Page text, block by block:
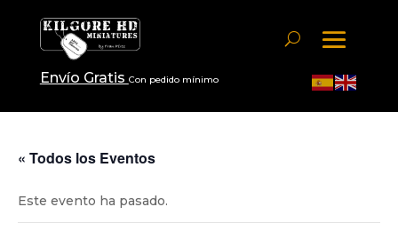
Envío Gratis Con pedido mínimo
« Todos los Eventos
Este evento ha pasado.